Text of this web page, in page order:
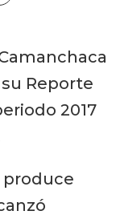
Reporte
2017
produce